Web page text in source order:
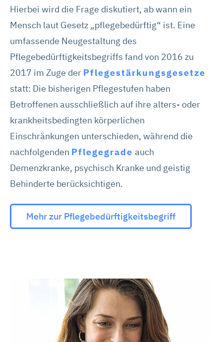
Hierbei wird die Frage diskutiert, ab wann ein
Mensch laut Gesetz „pflegebedürftig“ ist. Eine
umfassende Neugestaltung des
Pflegebedürftigkeitsbegriffs fand von 2016 zu
2017 im Zuge der Pflegestärkungsgesetze
statt: Die bisherigen Pflegestufen haben
Betroffenen ausschließlich auf ihre alters- oder
krankheitsbedingten körperlichen
Einschränkungen unterschieden, während die
nachfolgenden Pflegegrade auch
Demenzkranke, psychisch Kranke und geistig
Behinderte berücksichtigen.
Mehr zur Pflegebedürftigkeitsbegriff